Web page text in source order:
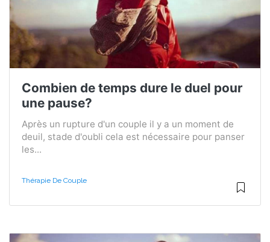
Combien de temps dure le duel pour
une pause?
Après un rupture d'un couple il y a un moment de
deuil, stade d'oubli cela est nécessaire pour panser
les...
Thérapie De Couple